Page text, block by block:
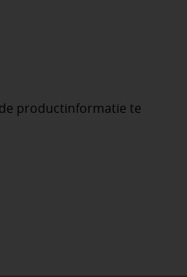
productinformatie te